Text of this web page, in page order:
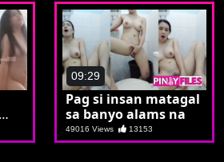
09:29
Pag si insan matagal
sa banyo alams na
49016 Views 13153